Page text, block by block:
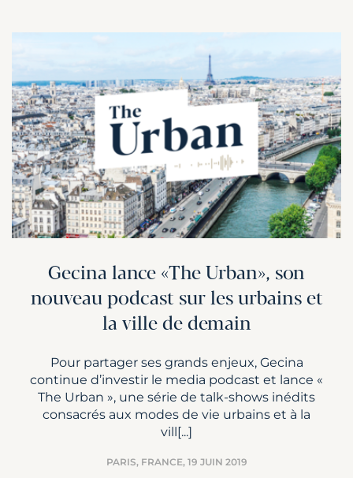
Gecina lance «The Urban», son
nouveau podcast sur les urbains et
la ville de demain
Pour partager ses grands enjeux, Gecina
continue d’investir le media podcast et lance «
The Urban », une série de talk-shows inédits
consacrés aux modes de vie urbains et à la
vill[...]
PARIS, FRANCE, 19 JUIN 2019